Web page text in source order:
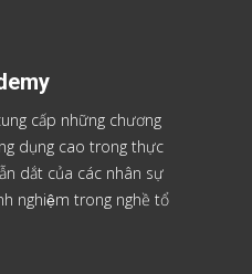
cấp những chương
dụng cao trong thực
dắt của các nhân sự
nghiệm trong nghề tổ